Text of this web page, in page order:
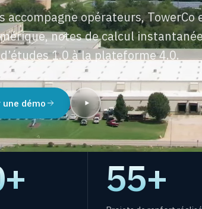
accompagne opérateurs,
notes de calcul
1.0 à la plateforme 4.0.
une démo
+ 55+